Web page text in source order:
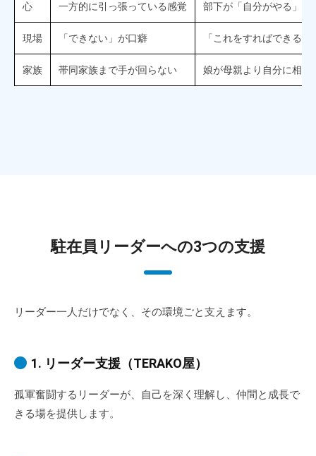
心 一方的に引っ張っている感覚 部下が「自分がやる」と
現場 「できない」が口癖 「これをすればできる」
家族 帯同家族まで手が回らない 娘が母親より自分に相談
駐在員リーダーへの3つの支援
リーダー一人だけでなく、その環境ごと支えます。
1. リーダー支援（TERAKO屋）
孤軍奮闘するリーダーが、自己を深く理解し、仲間と成長で
きる場を提供します。